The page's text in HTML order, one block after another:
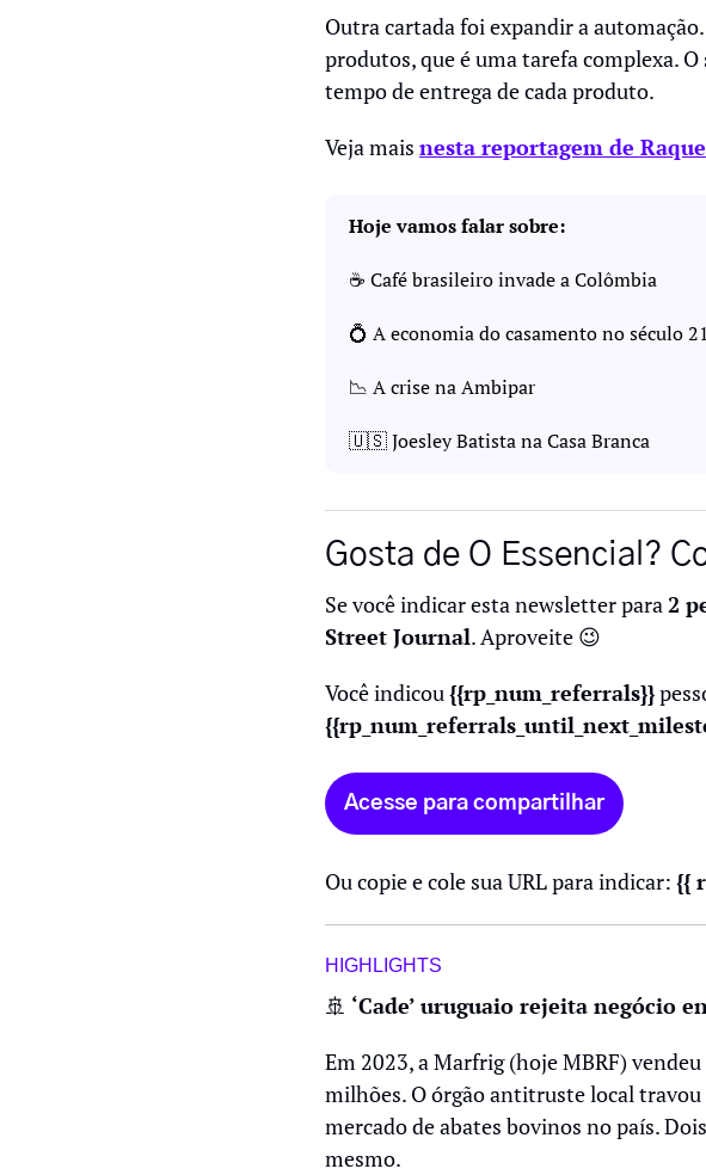
Outra cartada foi expandir a
produtos, que é uma tarefa complexa.
tempo de entrega de cada produto.
Veja mais nesta reportagem de
Hoje vamos falar sobre:
☕ Café brasileiro invade a Colômbia
💍 A economia do casamento no século 21
📉 A crise na Ambipar
🇺🇸 Joesley Batista na Casa Branca
Gosta de O Essencial?
Se você indicar esta newsletter para 2
Street Journal. Aproveite 😉
Você indicou {{rp_num_referrals}}
Acesse para compartilhar
Ou copie e cole sua URL para indicar: {{
HIGHLIGHTS
🚢 ‘Cade’ uruguaio rejeita negócio
Em 2023, a Marfrig (hoje MBRF)
milhões. O órgão antitruste local travou
mercado de abates bovinos no país.
mesmo.